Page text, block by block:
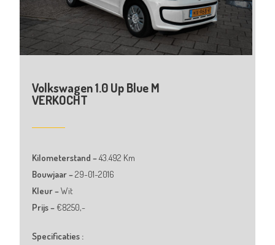
Volkswagen 1.0 Up Blue M
VERKOCHT
Kilometerstand –43.492 Km
Bouwjaar –29-01-2016
Kleur –Wit
Prijs – €8250,-
Specificaties :